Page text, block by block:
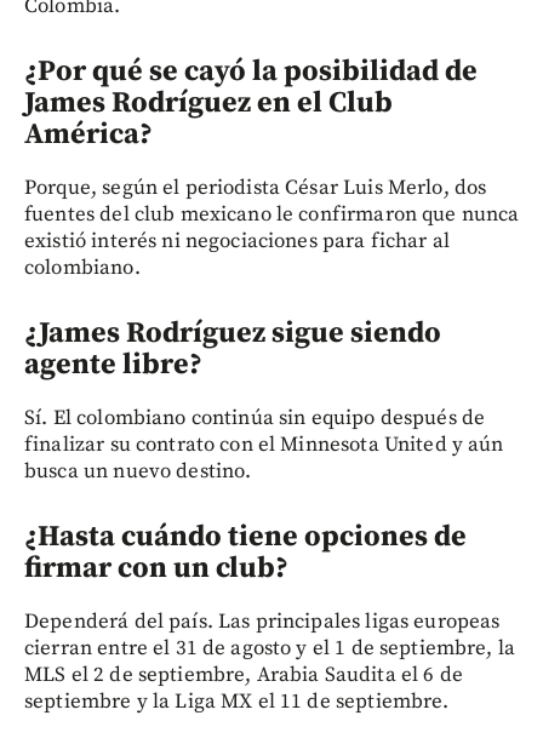
Colombia.
¿Por qué se cayó la posibilidad de
James Rodríguez en el Club
América?
Porque, según el periodista César Luis Merlo, dos
fuentes del club mexicano le confirmaron que nunca
existió interés ni negociaciones para fichar al
colombiano.
¿James Rodríguez sigue siendo
agente libre?
Sí. El colombiano continúa sin equipo después de
finalizar su contrato con el Minnesota United y aún
busca un nuevo destino.
¿Hasta cuándo tiene opciones de
firmar con un club?
Dependerá del país. Las principales ligas europeas
cierran entre el 31 de agosto y el 1 de septiembre, la
MLS el 2 de septiembre, Arabia Saudita el 6 de
septiembre y la Liga MX el 11 de septiembre.